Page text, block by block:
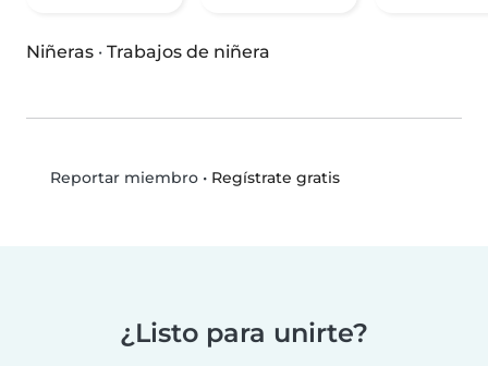
Niñeras · Trabajos de niñera
Reportar miembro• Regístrate gratis
¿Listo para unirte?